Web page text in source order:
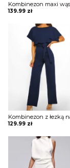
139.99 zł
129.99 zł